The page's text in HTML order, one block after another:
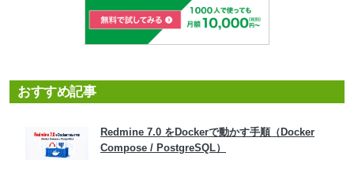
おすすめ記事
Redmine 7.0 をDockerで動かす手順（Docker
Compose / PostgreSQL）